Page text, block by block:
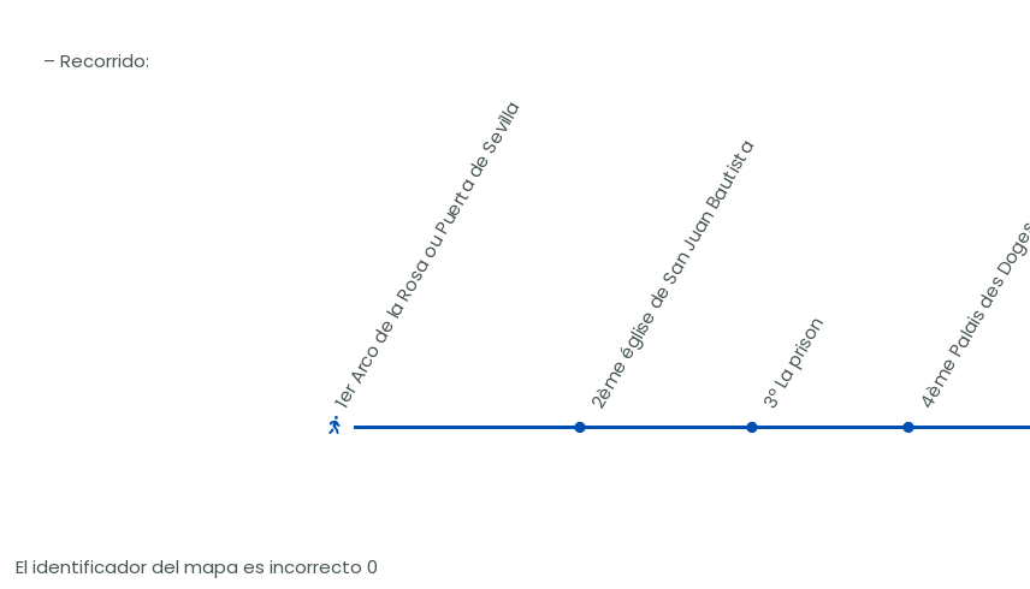
– Recorrido:
1er Arco de la Rosa ou Puerta de Sevilla 2ème église de San Juan Bautista 3º La prison 4ème Palais des Doges
El identificador del mapa es incorrecto 0